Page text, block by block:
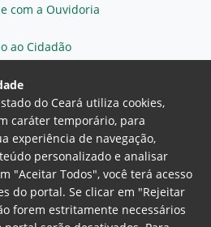
com a Ouvidoria
ao Cidadão
do Ceará utiliza cookies,
caráter temporário, para
experiência de navegação,
personalizado e analisar
"Aceitar Todos", você terá acesso
do portal. Se clicar em "Rejeitar
forem estritamente necessários